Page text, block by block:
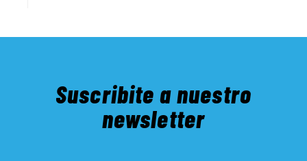
Suscribite a nuestro
newsletter